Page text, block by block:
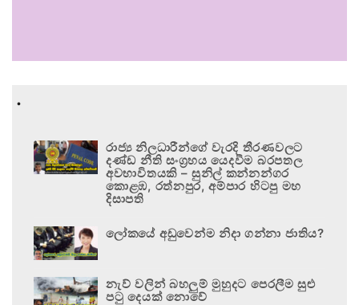
.
රාජ්‍ය නිලධාරීන්ගේ වැරදි තීරණවලට
දණ්ඩ නීති සංග්‍රහය යෙදවීම බරපතල
අවභාවිතයකි – සුනිල් කන්නන්ගර
කොළඹ, රත්නපුර, අම්පාර හිටපු මහ
දිසාපති
ලෝකයේ අඩුවෙන්ම නිදා ගන්නා ජාතිය?
නැව් වලින් බහලුම් මුහුදට පෙරලීම සුළු
පටු දෙයක් නොවේ